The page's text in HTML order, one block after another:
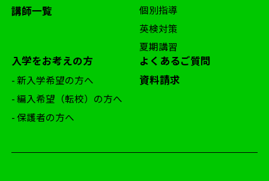
講師一覧
個別指導
英検対策
夏期講習
入学をお考えの方
- 新入学希望の方へ
- 編入希望（転校）の方へ
- 保護者の方へ
よくあるご質問
資料請求